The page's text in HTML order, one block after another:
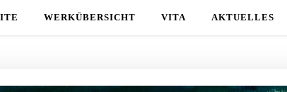
WERKÜBERSICHT VITA AKTUELLES